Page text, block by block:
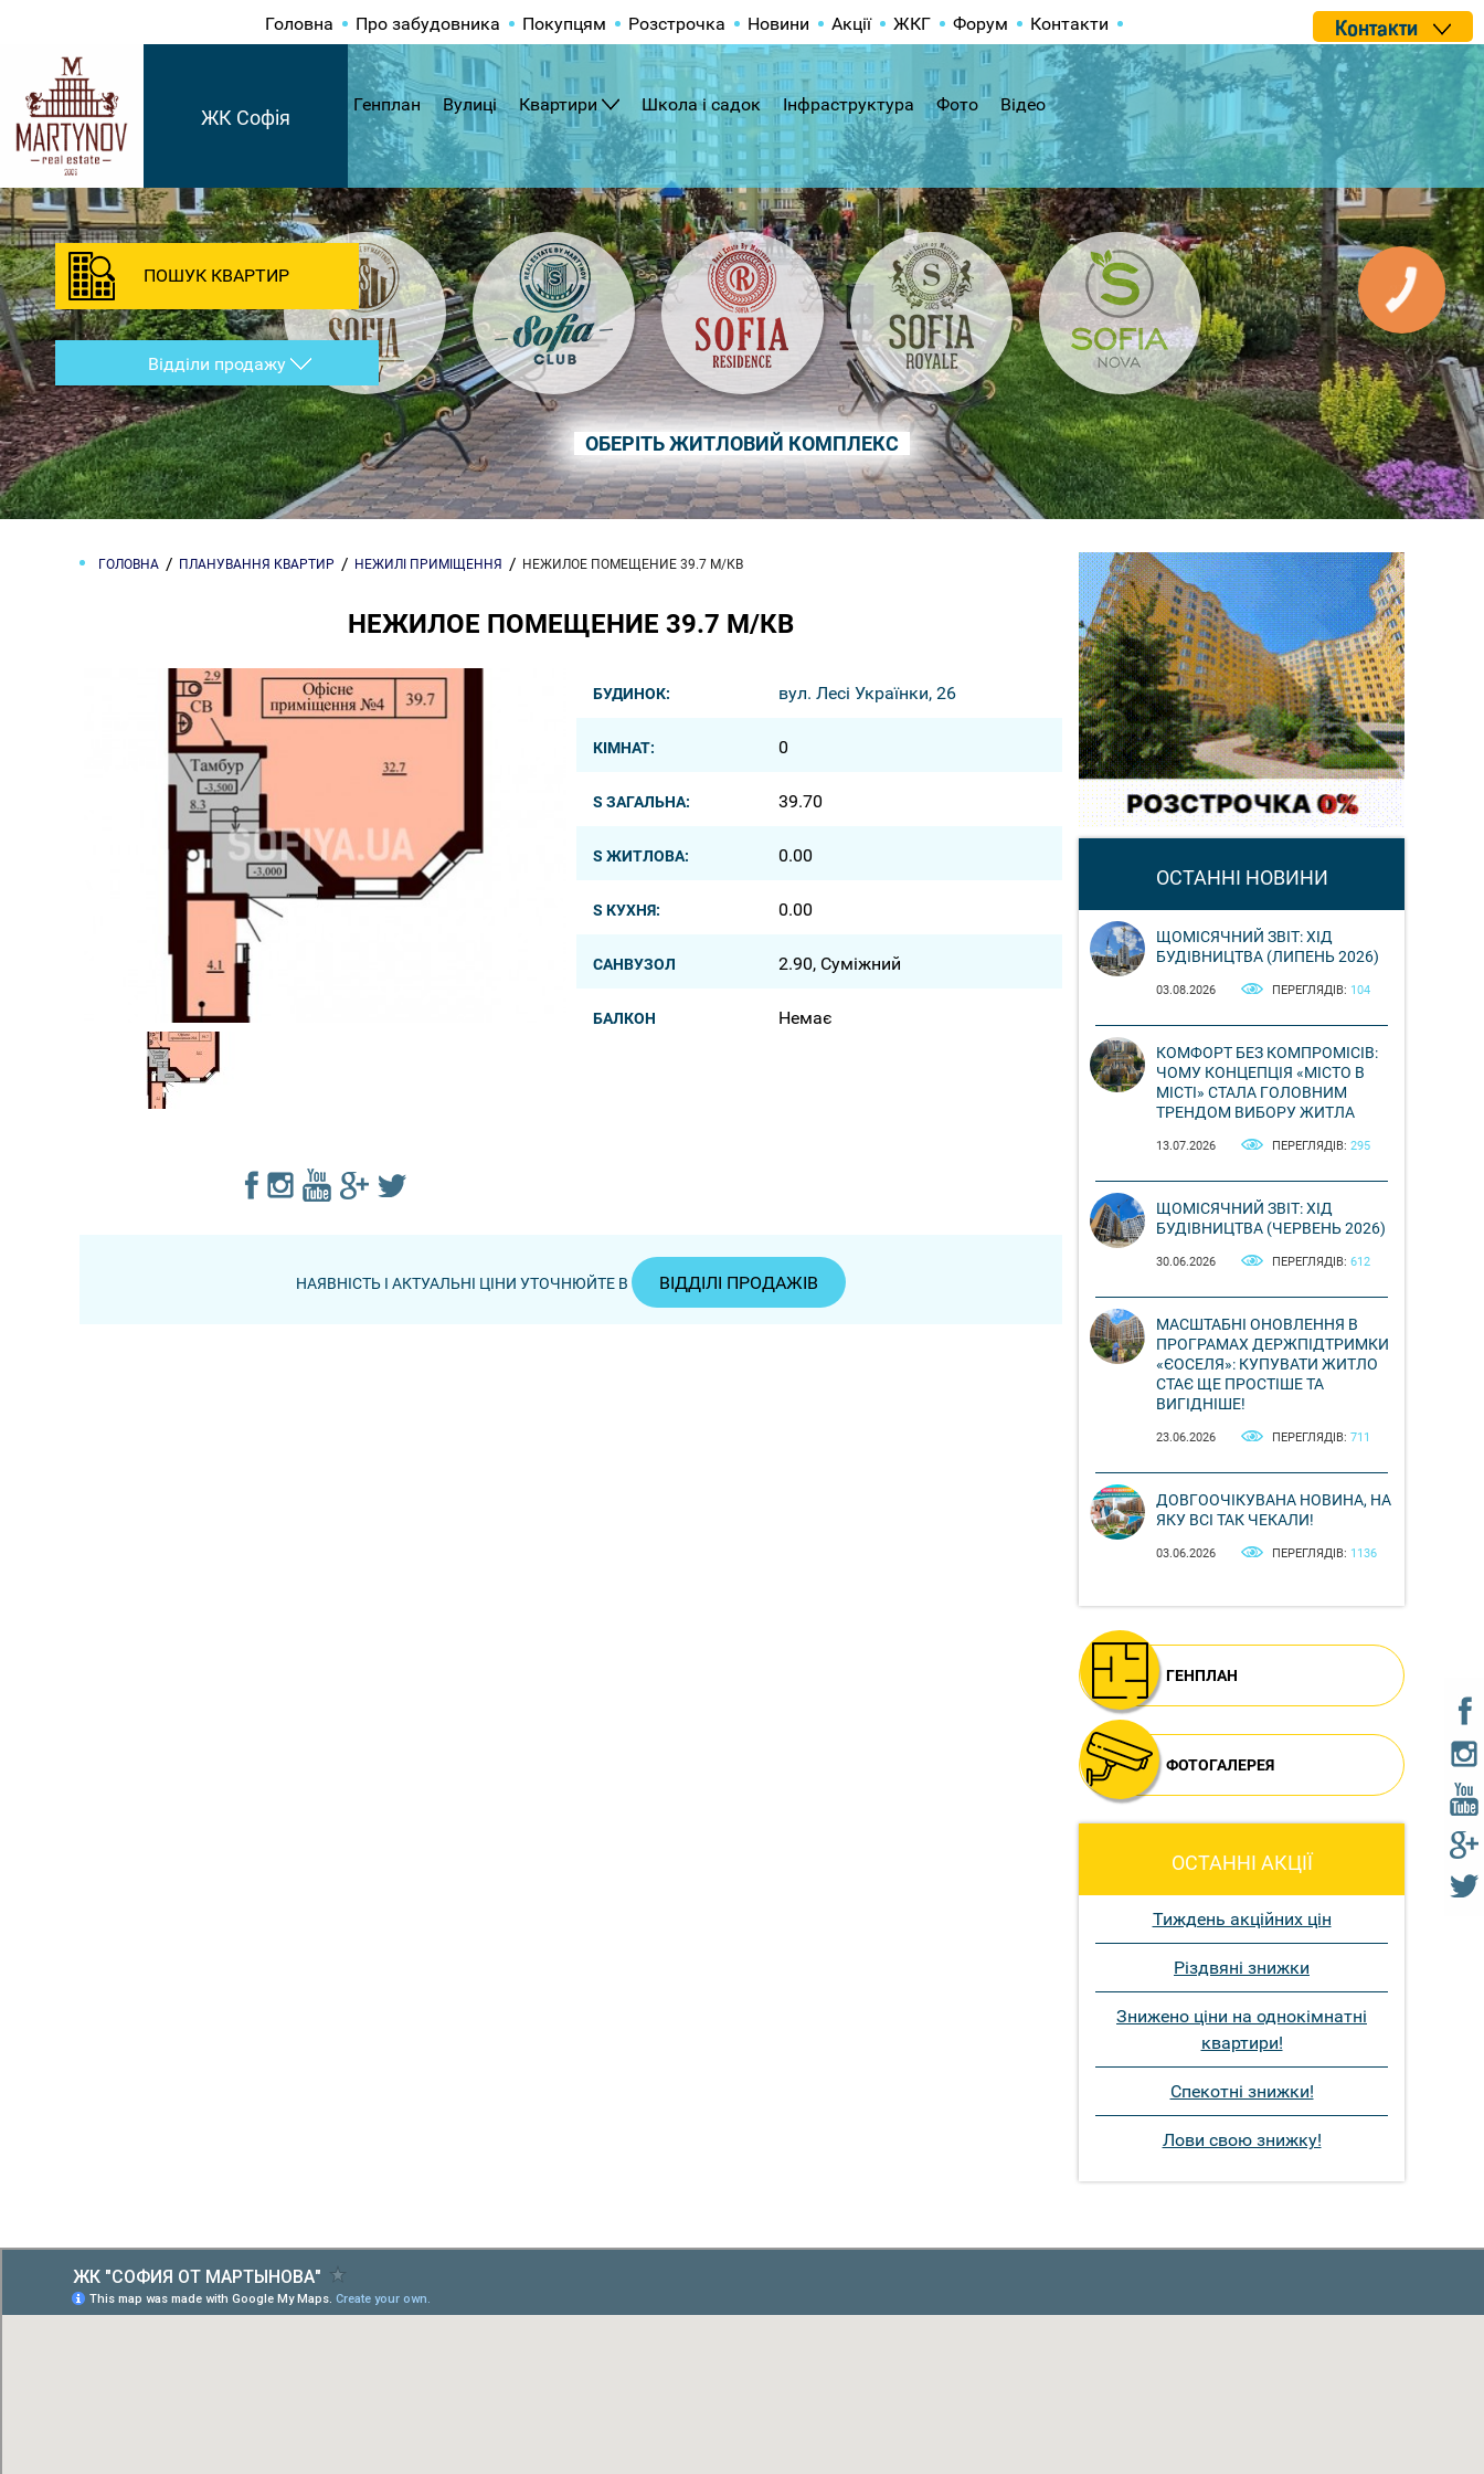
ОБЕРІТЬ ЖИТЛОВИЙ КОМПЛЕКС
Головна Про забудовника Покупцям Розстрочка Новини Акції ЖКГ Форум Контакти Контакти
ЖК Софія
Генплан Вулиці Квартири Школа і садок Інфраструктура Фото Відео
ПОШУК КВАРТИР
Відділи продажу
ГОЛОВНА ПЛАНУВАННЯ КВАРТИР НЕЖИЛІ ПРИМІЩЕННЯ НЕЖИЛОЕ ПОМЕЩЕНИЕ 39.7 М/КВ
НЕЖИЛОЕ ПОМЕЩЕНИЕ 39.7 М/КВ
БУДИНОК: вул. Лесі Українки, 26
КІМНАТ: 0
S ЗАГАЛЬНА: 39.70
S ЖИТЛОВА: 0.00
S КУХНЯ: 0.00
САНВУЗОЛ 2.90, Суміжний
БАЛКОН Немає
НАЯВНІСТЬ І АКТУАЛЬНІ ЦІНИ УТОЧНЮЙТЕ В ВІДДІЛІ ПРОДАЖІВ
ОСТАННІ НОВИНИ
ЩОМІСЯЧНИЙ ЗВІТ: ХІД
БУДІВНИЦТВА (ЛИПЕНЬ 2026)
03.08.2026 ПЕРЕГЛЯДІВ: 104
КОМФОРТ БЕЗ КОМПРОМІСІВ:
ЧОМУ КОНЦЕПЦІЯ «МІСТО В
МІСТІ» СТАЛА ГОЛОВНИМ
ТРЕНДОМ ВИБОРУ ЖИТЛА
13.07.2026 ПЕРЕГЛЯДІВ: 295
ЩОМІСЯЧНИЙ ЗВІТ: ХІД
БУДІВНИЦТВА (ЧЕРВЕНЬ 2026)
30.06.2026 ПЕРЕГЛЯДІВ: 612
МАСШТАБНІ ОНОВЛЕННЯ В
ПРОГРАМАХ ДЕРЖПІДТРИМКИ
«ЄОСЕЛЯ»: КУПУВАТИ ЖИТЛО
СТАЄ ЩЕ ПРОСТІШЕ ТА
ВИГІДНІШЕ!
23.06.2026 ПЕРЕГЛЯДІВ: 711
ДОВГООЧІКУВАНА НОВИНА, НА
ЯКУ ВСІ ТАК ЧЕКАЛИ!
03.06.2026 ПЕРЕГЛЯДІВ: 1136
ГЕНПЛАН
ФОТОГАЛЕРЕЯ
ОСТАННІ АКЦІЇ
Тиждень акційних цін
Різдвяні знижки
Знижено ціни на однокімнатні
квартири!
Спекотні знижки!
Лови свою знижку!